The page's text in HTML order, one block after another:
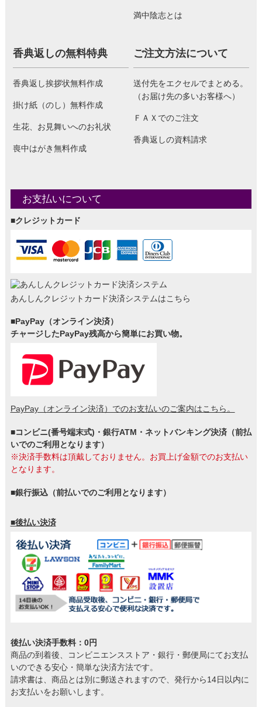
満中陰志とは
香典返しの無料特典
香典返し挨拶状無料作成
掛け紙（のし）無料作成
生花、お見舞いへのお礼状
喪中はがき無料作成
ご注文方法について
送付先をエクセルでまとめる。
（お届け先の多いお客様へ）
ＦＡＸでのご注文
香典返しの資料請求
お支払いについて
■クレジットカード
あんしんクレジットカード決済システムはこちら
■PayPay（オンライン決済）
チャージしたPayPay残高から簡単にお買い物。
PayPay（オンライン決済）でのお支払いのご案内はこちら。
■コンビニ(番号端末式)・銀行ATM・ネットバンキング決済（前払
いでのご利用となります）
※決済手数料は頂戴しておりません。お買上げ金額でのお支払い
となります。
■銀行振込（前払いでのご利用となります）
■後払い決済
後払い決済手数料：0円
商品の到着後、コンビニエンスストア・銀行・郵便局にてお支払
いのできる安心・簡単な決済方法です。
請求書は、商品とは別に郵送されますので、発行から14日以内に
お支払いをお願いします。